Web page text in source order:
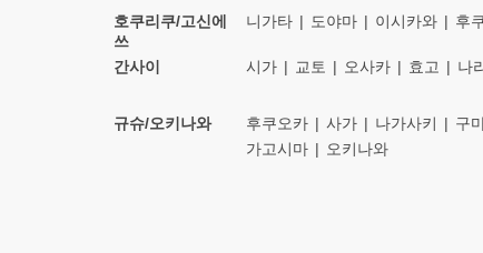
호쿠리쿠/고신에
쓰
니가타 도야마 이시카와 후
간사이 시가 교토 오사카 효고 나
규슈/오키나와
후쿠오카 사가 나가사키 구
가고시마
오키나와